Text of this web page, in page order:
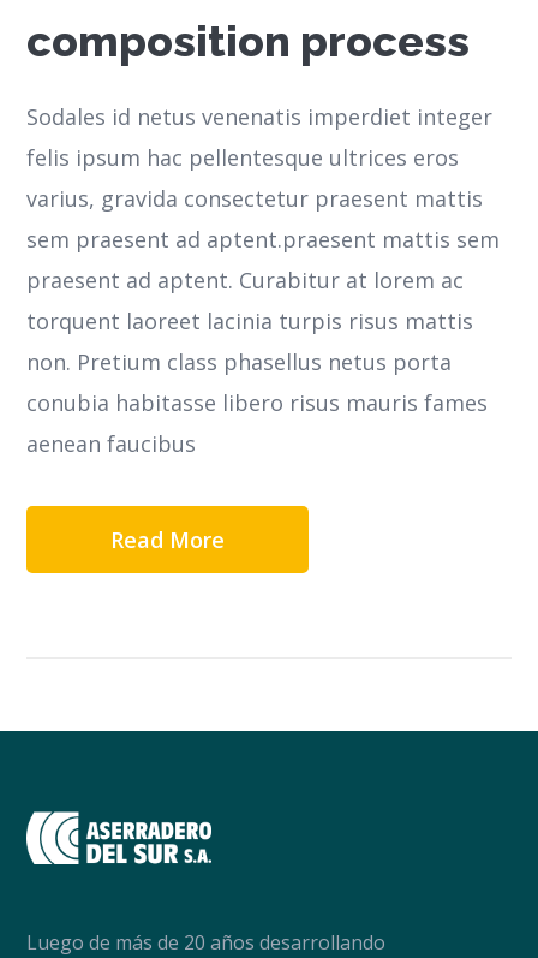
composition process
Sodales id netus venenatis imperdiet integer
felis ipsum hac pellentesque ultrices eros
varius, gravida consectetur praesent mattis
sem praesent ad aptent.praesent mattis sem
praesent ad aptent. Curabitur at lorem ac
torquent laoreet lacinia turpis risus mattis
non. Pretium class phasellus netus porta
conubia habitasse libero risus mauris fames
aenean faucibus
Read More
Luego de más de 20 años desarrollando